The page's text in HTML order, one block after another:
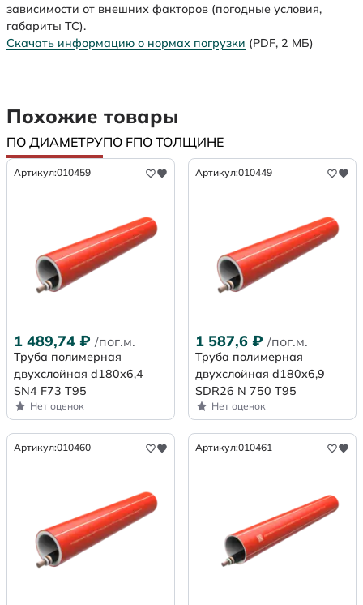
зависимости от внешних факторов (погодные условия,
габариты ТС).
Скачать информацию о нормах погрузки (PDF, 2 МБ)
Похожие товары
ПО ДИАМЕТРУПО FПО ТОЛЩИНЕ
Артикул:010459
1 489,74 ₽ /пог.м.
Труба полимерная
двухслойная d180х6,4
SN4 F73 Т95
Нет оценок
Артикул:010449
1 587,6 ₽ /пог.м.
Труба полимерная
двухслойная d180x6,9
SDR26 N 750 Т95
Нет оценок
Артикул:010460 Артикул:010461